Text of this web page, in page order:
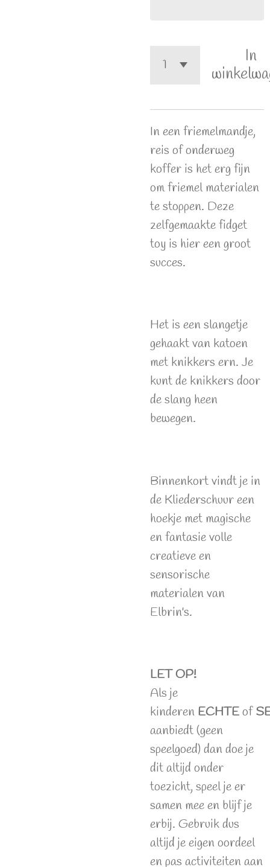
In
In een friemelmandje,
reis of onderweg
koffer is het erg fijn
om friemel materialen
te stoppen. Deze
zelfgemaakte fidget
toy is hier een groot
succes.
Het is een slangetje
gehaakt van katoen
met knikkers ern. Je
kunt de knikkers door
de slang heen
bewegen.
Binnenkort vindt je in
de Kliederschuur een
hoekje met magische
en fantasie volle
creatieve en
sensorische
materialen van
Elbrin's.
LET OP!
Als je
kinderen ECHTEof
aanbiedt (geen
speelgoed) dan doe je
dit altijd onder
toezicht, speel je er
samen mee en blijf je
erbij. Gebruik dus
altijd je eigen oordeel
en pas activiteiten aan